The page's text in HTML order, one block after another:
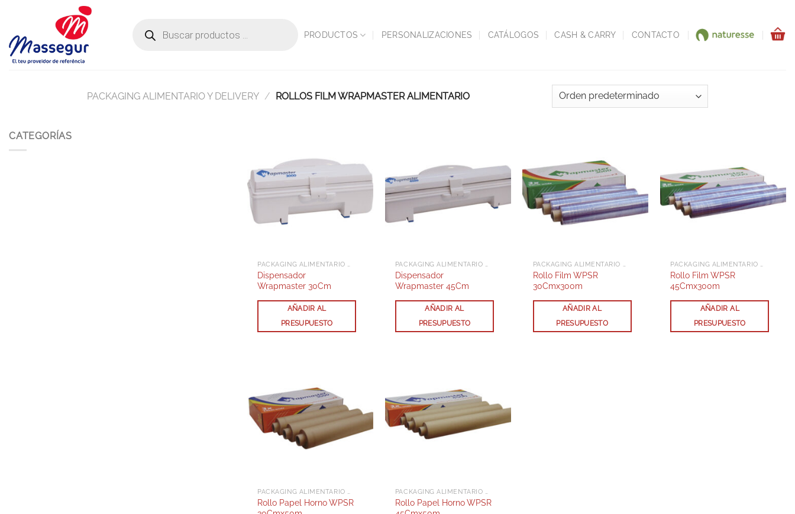
contenido
productos
PRODUCTOS PERSONALIZACIONES CATÁLOGOS CASH & CARRY CONTACTO
PACKAGING ALIMENTARIO Y DELIVERY / ROLLOS FILM WRAPMASTER ALIMENTARIO
CATEGORÍAS
PACKAGING ALIMENTARIO Y DELIVERY
Dispensador
Wrapmaster 30Cm
AÑADIR AL
PRESUPUESTO
PACKAGING ALIMENTARIO Y DELIVERY
Dispensador
Wrapmaster 45Cm
AÑADIR AL
PRESUPUESTO
PACKAGING ALIMENTARIO Y DELIVERY
Rollo Film WPSR
30Cmx300m
AÑADIR AL
PRESUPUESTO
PACKAGING ALIMENTARIO Y DELIVERY
Rollo Film WPSR
45Cmx300m
AÑADIR AL
PRESUPUESTO
PACKAGING ALIMENTARIO Y DELIVERY
Rollo Papel Horno WPSR
PACKAGING ALIMENTARIO Y DELIVERY
Rollo Papel Horno WPSR